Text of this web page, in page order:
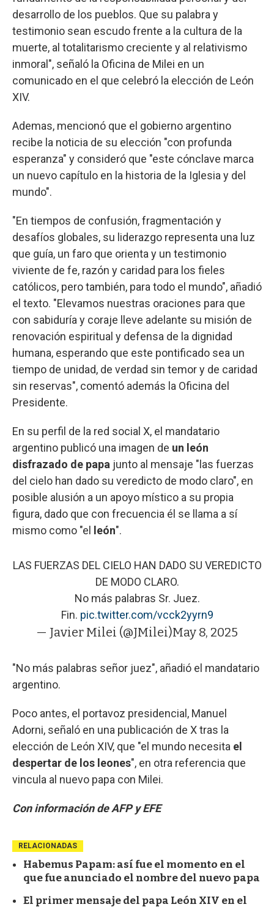
desarrollo de los pueblos. Que su palabra y
testimonio sean escudo frente a la cultura de la
muerte, al totalitarismo creciente y al relativismo
inmoral", señaló la Oficina de Milei en un
comunicado en el que celebró la elección de León
XIV.
Ademas, mencionó que el gobierno argentino
recibe la noticia de su elección "con profunda
esperanza" y consideró que "este cónclave marca
un nuevo capítulo en la historia de la Iglesia y del
mundo".
"En tiempos de confusión, fragmentación y
desafíos globales, su liderazgo representa una luz
que guía, un faro que orienta y un testimonio
viviente de fe, razón y caridad para los fieles
católicos, pero también, para todo el mundo", añadió
el texto. "Elevamos nuestras oraciones para que
con sabiduría y coraje lleve adelante su misión de
renovación espiritual y defensa de la dignidad
humana, esperando que este pontificado sea un
tiempo de unidad, de verdad sin temor y de caridad
sin reservas", comentó además la Oficina del
Presidente.
En su perfil de la red social X, el mandatario
argentino publicó una imagen de un león
disfrazado de papa junto al mensaje "las fuerzas
del cielo han dado su veredicto de modo claro", en
posible alusión a un apoyo místico a su propia
figura, dado que con frecuencia él se llama a sí
mismo como "el
león".
LAS FUERZAS DEL CIELO HAN DADO SU VEREDICTO
DE MODO CLARO.
No más palabras Sr. Juez.
Fin. pic.twitter.com/vcck2yyrn9
— Javier Milei (@JMilei)May 8, 2025
"No más palabras señor juez", añadió el mandatario
argentino.
Poco antes, el portavoz presidencial, Manuel
Adorni, señaló en una publicación de X tras la
elección de León XIV, que "el mundo necesita el
despertar de los leones", en otra referencia que
vincula al nuevo papa con Milei.
Con información de AFP y EFE
RELACIONADAS
Habemus Papam: así fue el momento en el
que fue anunciado el nombre del nuevo papa
El primer mensaje del papa León XIV en el